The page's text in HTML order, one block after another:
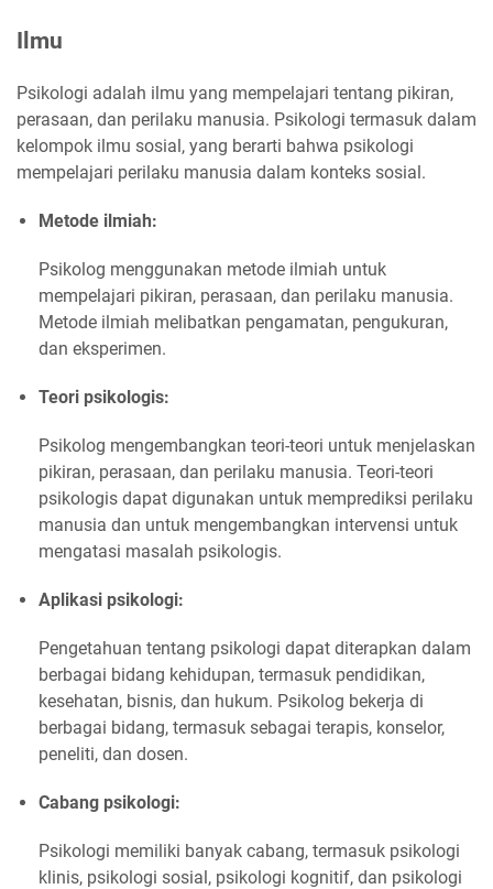
Ilmu
Psikologi adalah ilmu yang mempelajari tentang pikiran,
perasaan, dan perilaku manusia. Psikologi termasuk dalam
kelompok ilmu sosial, yang berarti bahwa psikologi
mempelajari perilaku manusia dalam konteks sosial.
Metode ilmiah:
Psikolog menggunakan metode ilmiah untuk
mempelajari pikiran, perasaan, dan perilaku manusia.
Metode ilmiah melibatkan pengamatan, pengukuran,
dan eksperimen.
Teori psikologis:
Psikolog mengembangkan teori-teori untuk menjelaskan
pikiran, perasaan, dan perilaku manusia. Teori-teori
psikologis dapat digunakan untuk memprediksi perilaku
manusia dan untuk mengembangkan intervensi untuk
mengatasi masalah psikologis.
Aplikasi psikologi:
Pengetahuan tentang psikologi dapat diterapkan dalam
berbagai bidang kehidupan, termasuk pendidikan,
kesehatan, bisnis, dan hukum. Psikolog bekerja di
berbagai bidang, termasuk sebagai terapis, konselor,
peneliti, dan dosen.
Cabang psikologi:
Psikologi memiliki banyak cabang, termasuk psikologi
klinis, psikologi sosial, psikologi kognitif, dan psikologi